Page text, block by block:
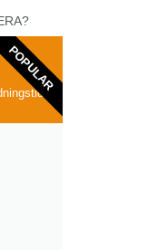
POPULAR